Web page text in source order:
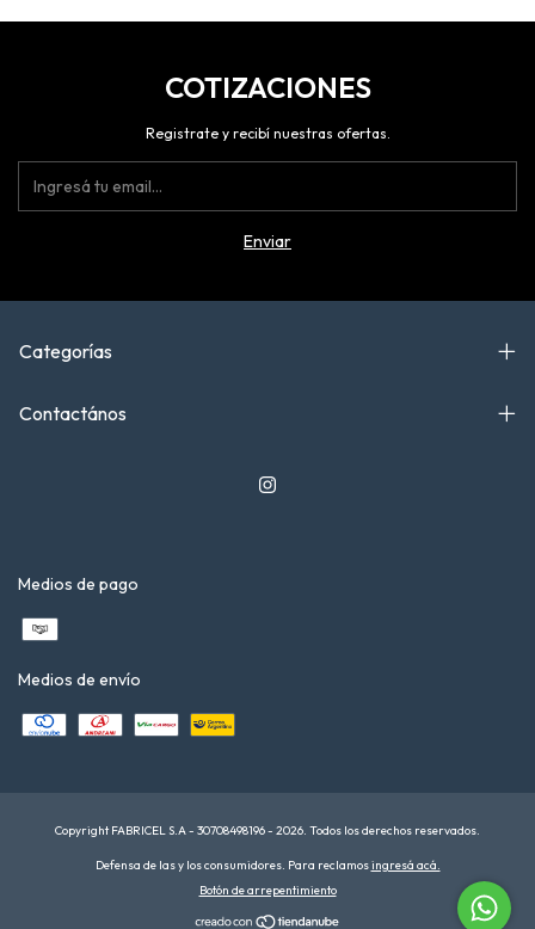
COTIZACIONES
Registrate y recibí nuestras ofertas.
Categorías
Contactános
Medios de pago
Medios de envío
Copyright FABRICEL S.A - 30708498196 - 2026. Todos los derechos reservados.
Defensa de las y los consumidores. Para reclamosingresá acá.
Botón de arrepentimiento